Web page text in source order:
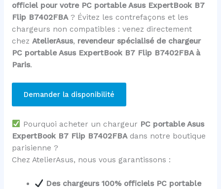
officiel pour votre PC portable Asus ExpertBook B7
Flip B7402FBA? Évitez les contrefaçons et les
chargeurs non compatibles : venez directement
chez AtelierAsus, revendeur spécialisé de chargeur
PC portable Asus ExpertBook B7 Flip B7402FBA à
Paris.
Demander la disponibilité
Pourquoi acheter un chargeur PC portable Asus
ExpertBook B7 Flip B7402FBAdans notre boutique
parisienne ?
Chez AtelierAsus, nous vous garantissons :
Des chargeurs 100% officiels PC portable